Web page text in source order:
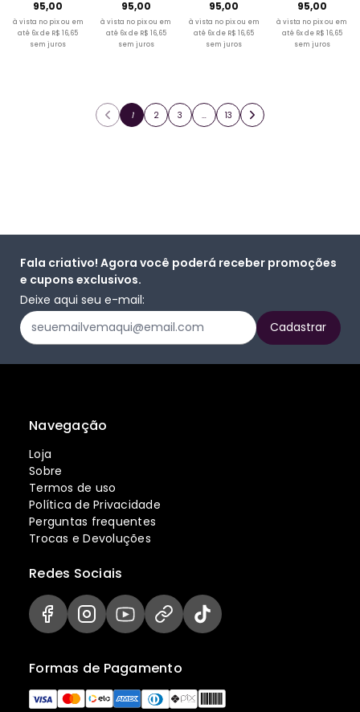
95,00
à vista no pix ou em
até 6x de R$ 16,65
sem juros
95,00
à vista no pix ou em
até 6x de R$ 16,65
sem juros
95,00
à vista no pix ou em
até 6x de R$ 16,65
sem juros
95,00
à vista no pix ou em
até 6x de R$ 16,65
sem juros
1 2 3 … 13
Fala criativo! Agora você poderá receber promoções
e cupons exclusivos.
Deixe aqui seu e-mail:
Navegação
Loja
Sobre
Termos de uso
Política de Privacidade
Perguntas frequentes
Trocas e Devoluções
Formas de Pagamento
Redes Sociais